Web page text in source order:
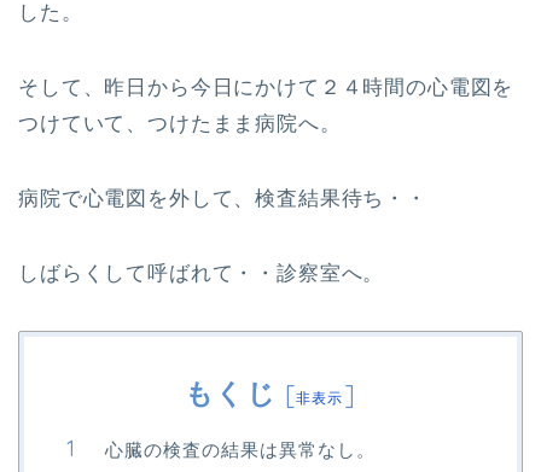
した。
そして、昨日から今日にかけて２４時間の心電図を
つけていて、つけたまま病院へ。
病院で心電図を外して、検査結果待ち・・
しばらくして呼ばれて・・診察室へ。
もくじ [非表示 ]
心臓の検査の結果は異常なし。